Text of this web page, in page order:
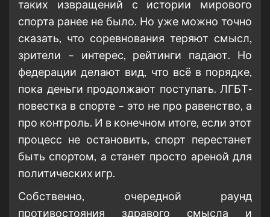
таких извращений с истории мирового
спорта ранее не было. Но уже можно точно
сказать, что соревнования теряют смысл,
зрители – интерес, рейтинги падают. Но
федерации делают вид, что всё в порядке,
пока деньги продолжают поступать. ЛГБТ-
повестка в спорте – это не про равенство, а
про контроль. И в конечном итоге, если этот
процесс не остановить, спорт перестанет
быть спортом, а станет просто ареной для
политических игр.
Собственно, очередной раунд
противостояния здравого смысла и